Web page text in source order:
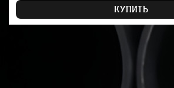
КУПИТЬ